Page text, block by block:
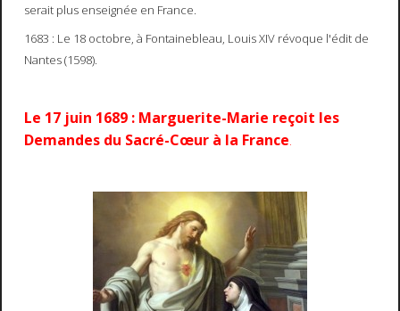
serait plus enseignée en France.
1683 : Le 18 octobre, à Fontainebleau, Louis XIV révoque l'édit de
Nantes (1598).
Le 17 juin 1689 : Marguerite-Marie reçoit les
Demandes du Sacré-Cœur à la France.